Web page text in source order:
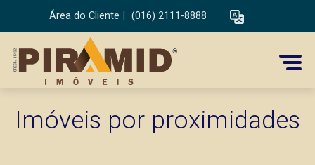
Área do Cliente (016) 2111-8888
Imóveis por proximidades